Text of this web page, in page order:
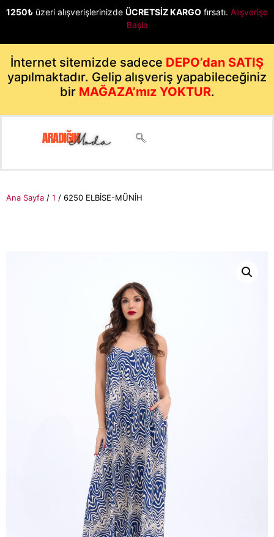
1250₺ üzeri alışverişlerinizde ÜCRETSİZ KARGO fırsatı. Alışverişe
Başla
İnternet sitemizde sadece DEPO’dan SATIŞ
yapılmaktadır. Gelip alışveriş yapabileceğiniz
bir MAĞAZA’mız YOKTUR.
Ana Sayfa / 1 / 6250 ELBİSE-MÜNİH